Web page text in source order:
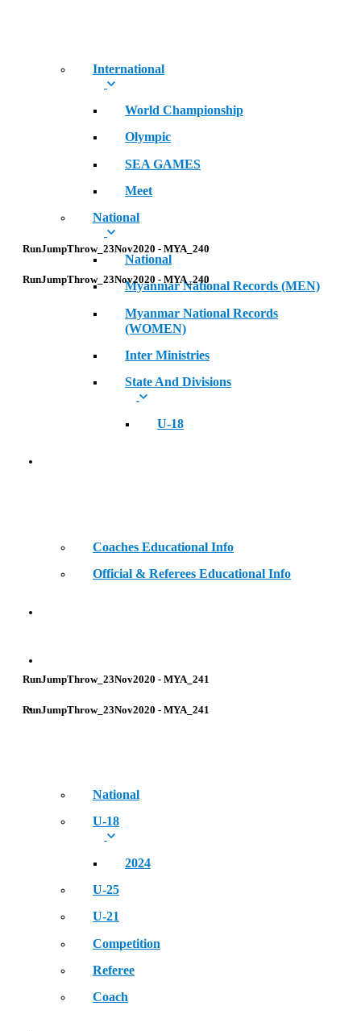
International
World Championship
Olympic
SEA GAMES
Meet
National
National
Myanmar National Records (MEN)
Myanmar National Records
(WOMEN)
Inter Ministries
State And Divisions
U-18
Coaches Educational Info
Official & Referees Educational Info
EVENT
National
U-18
2024
U-25
U-21
Competition
Referee
Coach
RunJumpThrow_23Nov2020 - MYA_240
RunJumpThrow_23Nov2020 - MYA_240
RunJumpThrow_23Nov2020 - MYA_241
RunJumpThrow_23Nov2020 - MYA_241